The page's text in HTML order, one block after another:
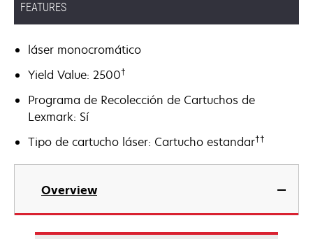
FEATURES
láser monocromático
Yield Value: 2500†
Programa de Recolección de Cartuchos de
Lexmark: Sí
Tipo de cartucho láser: Cartucho estandar††
Overview